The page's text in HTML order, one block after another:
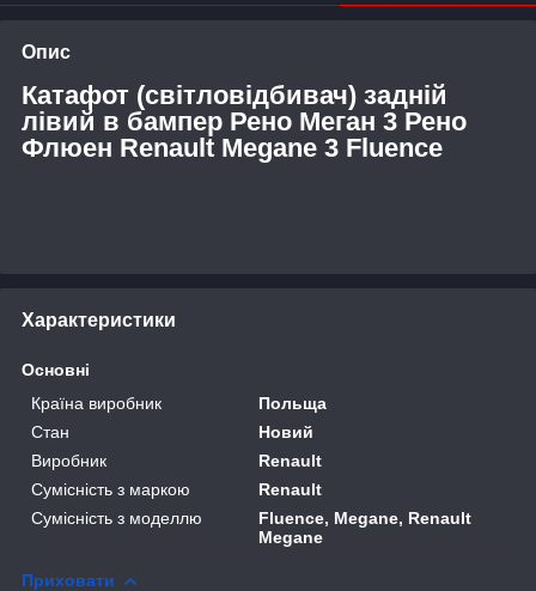
Опис
Катафот (світловідбивач) задній
лівий в бампер Рено Меган 3 Рено
Флюен Renault Megane 3 Fluence
Характеристики
Основні
Країна виробник
Польща
Стан
Новий
Виробник
Renault
Сумісність з маркою
Renault
Сумісність з моделлю
Fluence, Megane, Renault
Megane
Приховати